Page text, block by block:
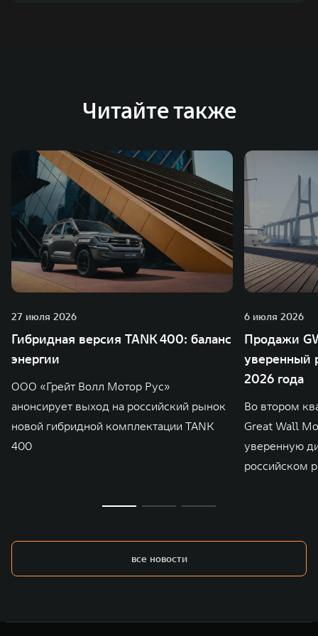
Читайте также
27 июля 2026
Гибридная версия TANK 400: баланс
энергии
ООО «Грейт Волл Мотор Рус»
анонсирует выход на российский рынок
новой гибридной комплектации TANK
400
6 июля 2026
Продажи
уверенный
2026 года
Во втором
Great Wall
уверенную
российском
все новости